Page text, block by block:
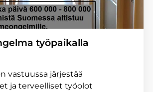
työpaikalla
vastuussa järjestää
ja terveelliset työolot